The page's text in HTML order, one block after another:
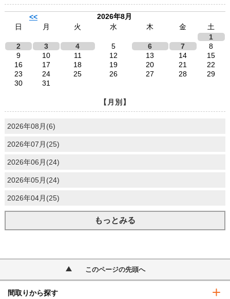
<<
2026年8月
日
月 火 水 木 金
土
1
2
3 4 5 6 7
8
9
10 11 12 13 14
15
16
17 18 19 20 21
22
23
24 25 26 27 28
29
30
31
【月別】
2026年08月(6)
2026年07月(25)
2026年06月(24)
2026年05月(24)
2026年04月(25)
もっとみる
このページの先頭へ
間取りから探す